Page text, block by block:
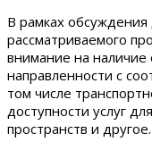
В рамках
рассматриваемого
внимание на
направленности с
том числе
доступности услуг
пространств и другое.